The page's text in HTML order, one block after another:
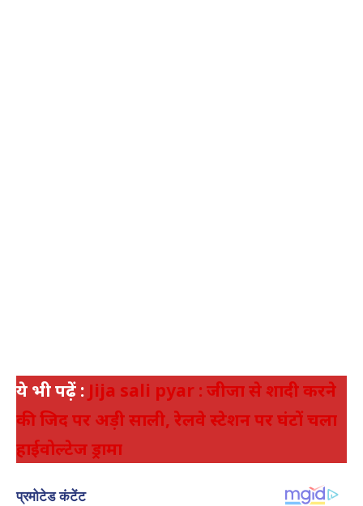
ये भी पढ़ें : Jija sali pyar : जीजा से शादी करने
की जिद पर अड़ी साली, रेलवे स्टेशन पर घंटों चला
हाईवोल्टेज ड्रामा